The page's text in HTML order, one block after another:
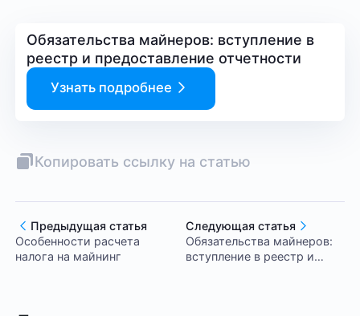
Обязательства майнеров: вступление в
реестр и предоставление отчетности
Узнать подробнее
Копировать ссылку на статью
Предыдущая статья
Особенности расчета
налога на майнинг
Следующая статья
Обязательства майнеров:
вступление в реестр и